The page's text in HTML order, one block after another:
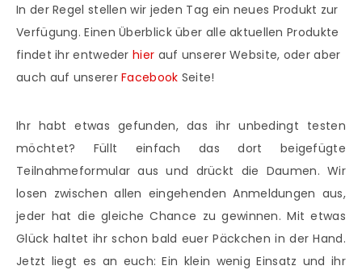
In der Regel stellen wir jeden Tag ein neues Produkt zur
Verfügung. Einen Überblick über alle aktuellen Produkte
findet ihr entwederhier auf unserer Website, oder aber
auch auf unsererFacebook Seite!
Ihr habt etwas gefunden, das ihr unbedingt testen
möchtet? Füllt einfach das dort beigefügte
Teilnahmeformular aus und drückt die Daumen. Wir
losen zwischen allen eingehenden Anmeldungen aus,
jeder hat die gleiche Chance zu gewinnen. Mit etwas
Glück haltet ihr schon bald euer Päckchen in der Hand.
Jetzt liegt es an euch: Ein klein wenig Einsatz und ihr